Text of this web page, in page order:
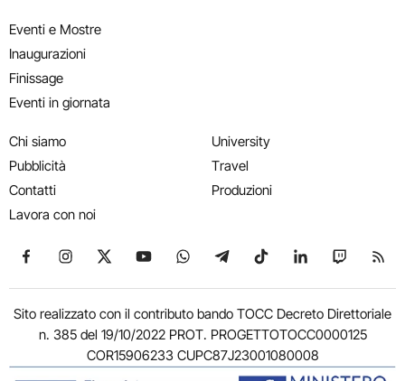
Eventi e Mostre
Inaugurazioni
Finissage
Eventi in giornata
Chi siamo
Pubblicità
Contatti
Lavora con noi
University
Travel
Produzioni
Seguici su Facebook
Seguici su Instagram
Seguici su X
Seguici su YouTube
Seguici su WhatsApp
Seguici su Telegram
Seguici su TikTok
Seguici su
Seguici
Sito realizzato con il contributo bando TOCC Decreto Direttoriale
n. 385 del 19/10/2022 PROT. PROGETTOTOCC0000125
COR15906233 CUPC87J23001080008